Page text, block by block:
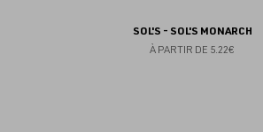
SOL'S - SOL'S MONARCH
À PARTIR DE 5.22€